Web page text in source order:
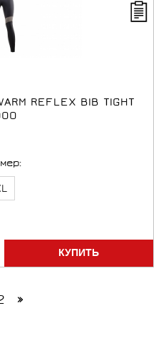
REFLEX BIB TIGHT
»